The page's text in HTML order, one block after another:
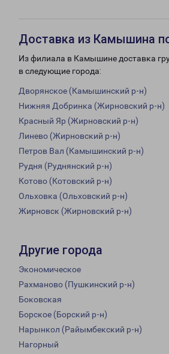
Доставка из Камышина
Из филиала в Камышине доставка
в следующие города:
Дворянское (Камышинский р-н)
Нижняя Добринка (Жирновский р-н)
Красный Яр (Жирновский р-н)
Линево (Жирновский р-н)
Петров Вал (Камышинский р-н)
Рудня (Руднянский р-н)
Котово (Котовский р-н)
Ольховка (Ольховский р-н)
Жирновск (Жирновский р-н)
Другие города
Экономическое
Рахманово (Пушкинский р-н)
Боковская
Борское (Борский р-н)
Нарынкол (Райымбекский р-н)
Нагорный